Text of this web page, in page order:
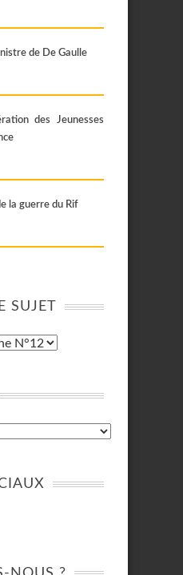
de De Gaulle
des Jeunesses
la guerre du Rif
SUJET